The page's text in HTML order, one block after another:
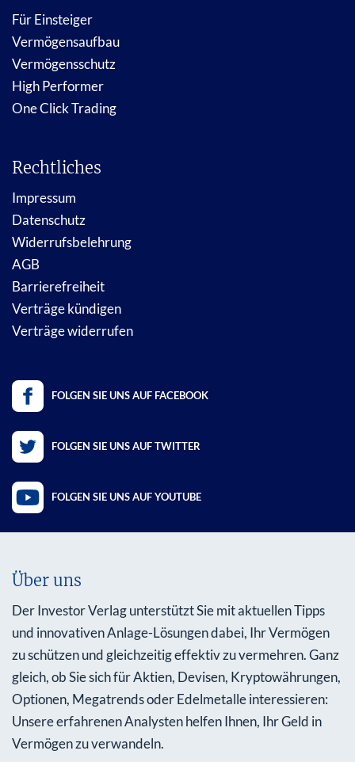
Für Einsteiger
Vermögensaufbau
Vermögensschutz
High Performer
One Click Trading
Rechtliches
Impressum
Datenschutz
Widerrufsbelehrung
AGB
Barrierefreiheit
Verträge kündigen
Verträge widerrufen
FOLGEN SIE UNS AUF FACEBOOK
FOLGEN SIE UNS AUF TWITTER
FOLGEN SIE UNS AUF YOUTUBE
Über uns
Der Investor Verlag unterstützt Sie mit aktuellen Tipps
und innovativen Anlage-Lösungen dabei, Ihr Vermögen
zu schützen und gleichzeitig effektiv zu vermehren. Ganz
gleich, ob Sie sich für Aktien, Devisen, Kryptowährungen,
Optionen, Megatrends oder Edelmetalle interessieren:
Unsere erfahrenen Analysten helfen Ihnen, Ihr Geld in
Vermögen zu verwandeln.